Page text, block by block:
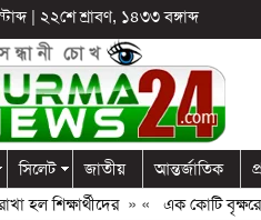
| ২২শে শ্রাবণ, ১৪৩৩ বঙ্গাব্দ
সিলেট জাতীয় আন্তর্জাতিক
শিক্ষার্থীদের» «এক কোটি